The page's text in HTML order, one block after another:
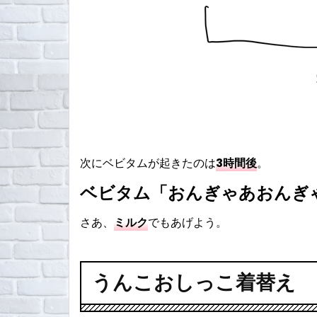
次にベビタムが起きたのは3時間後。
ベビタム「おんぎゃあおんぎ
さあ、 ミルクでもあげよう。
うんこおしっこ着替え